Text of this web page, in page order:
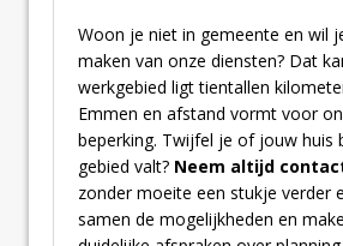
Woon je niet in gemeente en wil
maken van onze diensten? Dat
werkgebied ligt tientallen
Emmen en afstand vormt voor
beperking. Twijfel je of jouw huis
gebied valt? Neem altijd
zonder moeite een stukje verder
samen de mogelijkheden en